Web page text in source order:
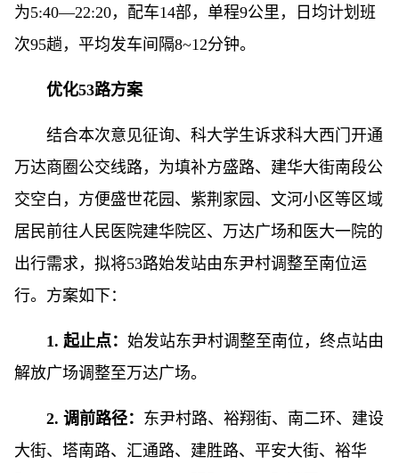
为5:40—22:20，配车14部，单程9公里，日均计划班
次95趟，平均发车间隔8~12分钟。
优化53路方案
结合本次意见征询、科大学生诉求科大西门开通
万达商圈公交线路，为填补方盛路、建华大街南段公
交空白，方便盛世花园、紫荆家园、文河小区等区域
居民前往人民医院建华院区、万达广场和医大一院的
出行需求，拟将53路始发站由东尹村调整至南位运
行。方案如下：
1. 起止点： 始发站东尹村调整至南位，终点站由
解放广场调整至万达广场。
2. 调前路径： 东尹村路、裕翔街、南二环、建设
大街、塔南路、汇通路、建胜路、平安大街、裕华